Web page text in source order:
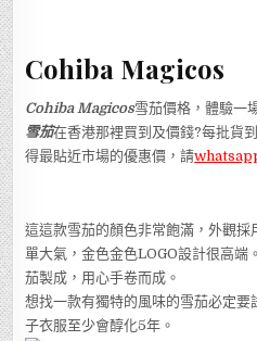
Cohiba Magicos
Cohiba Magicos雪茄價格，體驗一
雪茄在香港那裡買到及價錢?每批貨
得最貼近市場的優惠價，請
這這款雪茄的顏色非常飽滿，外觀
單大氣，金色金色LOGO設計很高端
茄製成，用心手卷而成。
想找一款有獨特的風味的雪茄必定要
子衣服至少會醇化5年。